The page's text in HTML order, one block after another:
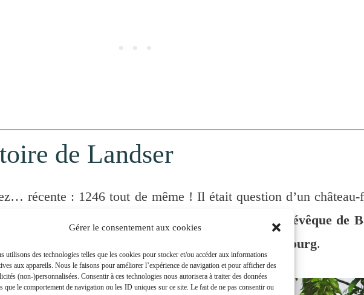
Gérer le consentement aux cookies
utilisons des technologies telles que les cookies pour stocker et/ou accéder aux informations
aux appareils. Nous le faisons pour améliorer l’expérience de navigation et pour afficher des
(non-)personnalisées. Consentir à ces technologies nous autorisera à traiter des données
que le comportement de navigation ou les ID uniques sur ce site. Le fait de ne pas consentir ou
de Landser
récente : 1246 tout de même ! Il était question d’un
dès 1269, ceux-ci vendent leurs possessions à
l’évêque de
les Habsbourg.